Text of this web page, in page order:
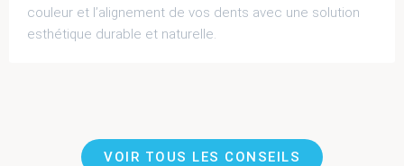
couleur et l’alignement de vos dents avec une solution
esthétique durable et naturelle.
VOIR TOUS LES CONSEILS